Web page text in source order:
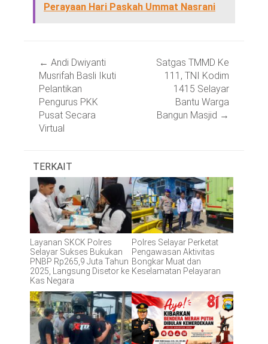
Perayaan Hari Paskah Ummat Nasrani
navigation
← Andi Dwiyanti
Musrifah Basli Ikuti
Pelantikan
Pengurus PKK
Pusat Secara
Virtual
Satgas TMMD Ke
111, TNI Kodim
1415 Selayar
Bantu Warga
Bangun Masjid →
TERKAIT
Layanan SKCK Polres
Selayar Sukses Bukukan
PNBP Rp265,9 Juta Tahun
2025, Langsung Disetor ke
Kas Negara
Polres Selayar Perketat
Pengawasan Aktivitas
Bongkar Muat dan
Keselamatan Pelayaran